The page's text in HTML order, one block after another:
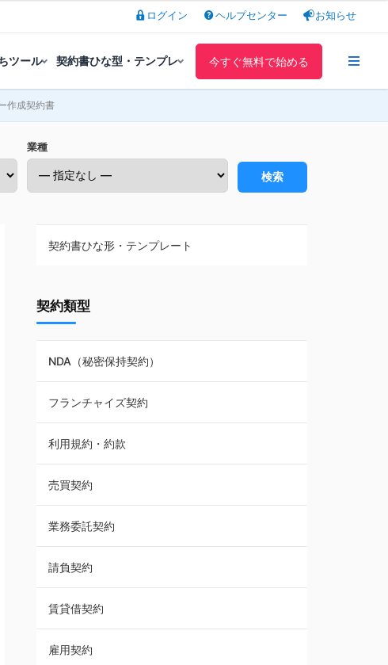
ログイン ヘルプセンター お知らせ
ツール 契約書ひな型・テンプレ 今すぐ無料で始める
作成契約書
業種
検索
契約書ひな形・テンプレート
NDA（秘密保持契約）
業務委託契約
利用規約・約款
覚書・合意書・同意書
承諾書
雇用契約
その他契約・書面
売買契約
株主総会議事録・関連書類
契約類型
NDA（秘密保持契約）
フランチャイズ契約
利用規約・約款
売買契約
業務委託契約
請負契約
賃貸借契約
雇用契約